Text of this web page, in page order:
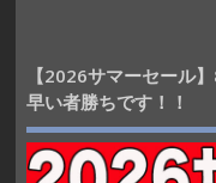
【2026サマーセール
早い者勝ちです！！